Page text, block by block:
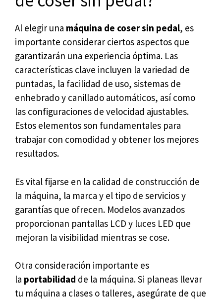
Al elegir una máquina de coser sin pedal, es
importante considerar ciertos aspectos que
garantizarán una experiencia óptima. Las
características clave incluyen la variedad de
puntadas, la facilidad de uso, sistemas de
enhebrado y canillado automáticos, así como
las configuraciones de velocidad ajustables.
Estos elementos son fundamentales para
trabajar con comodidad y obtener los mejores
resultados.
Es vital fijarse en la calidad de construcción de
la máquina, la marca y el tipo de servicios y
garantías que ofrecen. Modelos avanzados
proporcionan pantallas LCD y luces LED que
mejoran la visibilidad mientras se cose.
Otra consideración importante es
la portabilidad de la máquina. Si planeas llevar
tu máquina a clases o talleres, asegúrate de que